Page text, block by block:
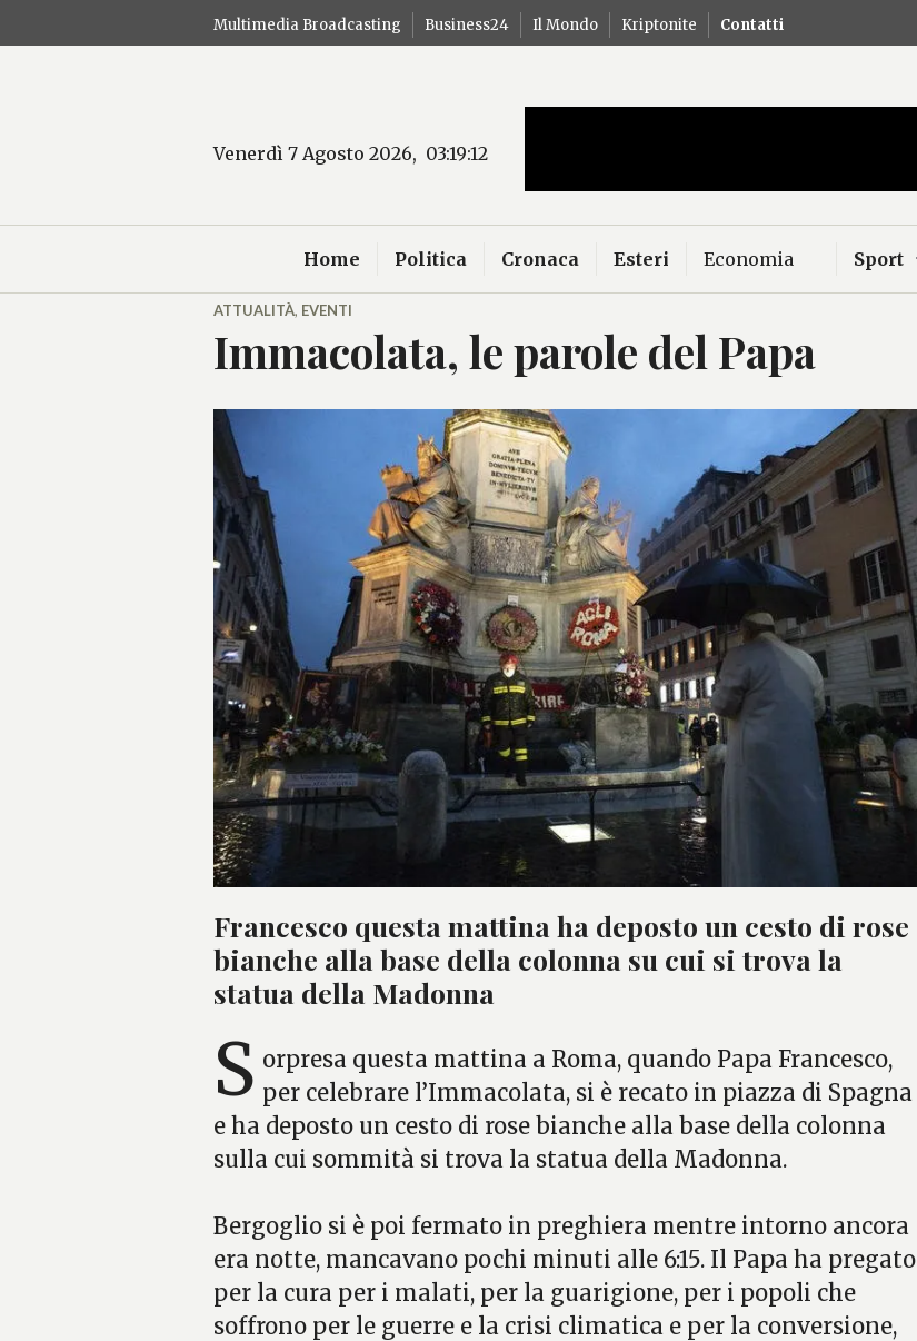
al
Multimedia Broadcasting Business24 Il Mondo Kriptonite Contatti
Venerdì 7 Agosto 2026, 03:19:13
news
Home Politica Cronaca Esteri Economia Sport
ATTUALITÀ, EVENTI
Immacolata, le parole del Papa
Francesco questa mattina ha deposto un cesto di rose
bianche alla base della colonna su cui si trova la
statua della Madonna
S orpresa questa mattina a Roma, quando Papa Francesco,
per celebrare l’Immacolata, si è recato in piazza di Spagna
e ha deposto un cesto di rose bianche alla base della colonna
sulla cui sommità si trova la statua della Madonna.
Bergoglio si è poi fermato in preghiera mentre intorno ancora
era notte, mancavano pochi minuti alle 6:15. Il Papa ha pregato
per la cura per i malati, per la guarigione, per i popoli che
soffrono per le guerre e la crisi climatica e per la conversione,